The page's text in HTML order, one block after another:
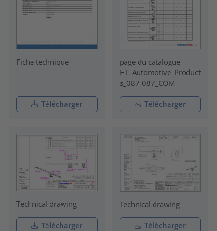
Fiche technique
Télécharger
page du catalogue
HT_Automotive_Product
s_087-087_COM
Télécharger
Technical drawing
Télécharger
Technical drawing
Télécharger